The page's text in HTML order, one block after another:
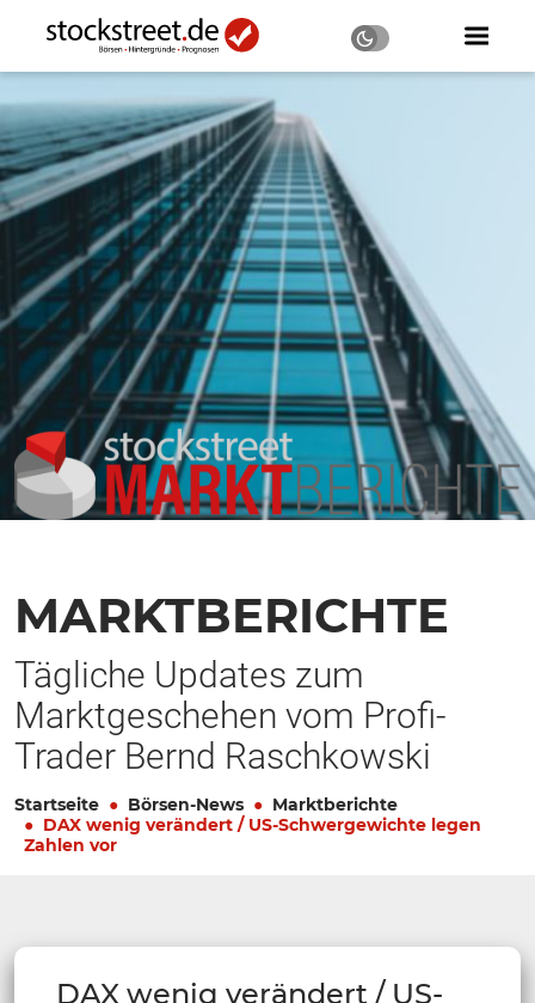
MARKTBERICHTE
Tägliche Updates zum
Marktgeschehen vom Profi-
Trader Bernd Raschkowski
Startseite Börsen-News
Marktberichte
DAX wenig verändert / US-Schwergewichte legen
Zahlen vor
DAX wenig verändert / US-